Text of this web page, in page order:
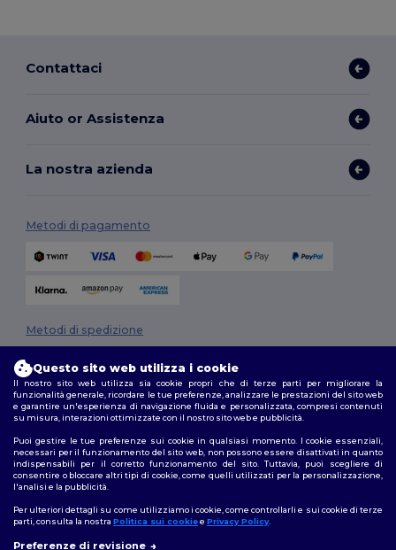
Contattaci
Aiuto or Assistenza
La nostra azienda
Metodi di pagamento
Metodi di spedizione
2026. Tutti i diritti riservati
Termini e Condizioni|Politica di personalizzazione
Seguici
Questo sito web utilizza i cookie
Il nostro sito web utilizza sia cookie propri che di terze parti per migliorare la
funzionalità generale, ricordare le tue preferenze, analizzare le prestazioni del sito web
e garantire un'esperienza di navigazione fluida e personalizzata, compresi contenuti
su misura, interazioni ottimizzate con il nostro sito web e pubblicità.
Puoi gestire le tue preferenze sui cookie in qualsiasi momento. I cookie essenziali,
necessari per il funzionamento del sito web, non possono essere disattivati in quanto
indispensabili per il corretto funzionamento del sito. Tuttavia, puoi scegliere di
consentire o bloccare altri tipi di cookie, come quelli utilizzati per la personalizzazione,
l'analisi e la pubblicità.
Per ulteriori dettagli su come utilizziamo i cookie, come controllarli e sui cookie di terze
parti, consulta la nostra Politica sui cookiee Privacy Policy.
Preferenze di revisione